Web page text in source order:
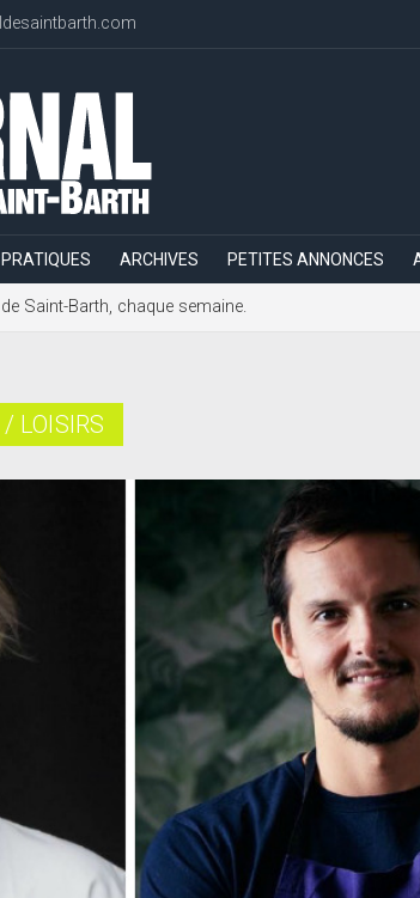
ARCHIVES PETITES ANNONCES
Saint-Barth, chaque semaine.
LOISIRS